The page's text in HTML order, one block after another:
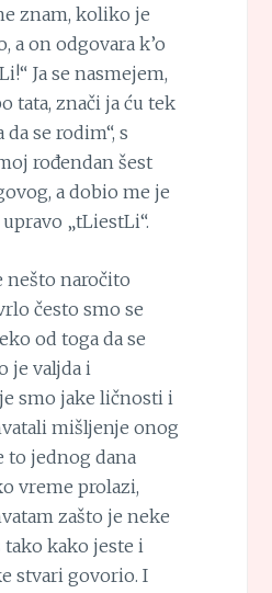
znam, koliko je
a on odgovara k’o
Ja se nasmejem,
tata, znači ja ću tek
se rodim“, s
rođendan šest
a dobio me je
„tLiestLi“.
nešto naročito
često smo se
od toga da se
je valjda i
smo jake ličnosti i
mišljenje onog
to jednog dana
vreme prolazi,
zašto je neke
tako kako jeste i
stvari govorio. I